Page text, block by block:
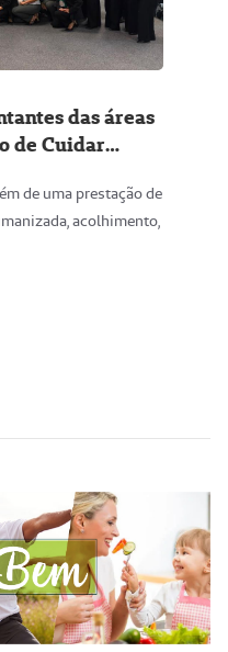
das áreas
de Cuidar
de uma prestação de
acolhimento,